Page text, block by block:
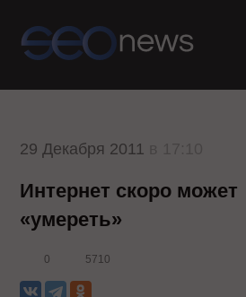
29 Декабря 2011
Интернет скоро может
«умереть»
0 5710